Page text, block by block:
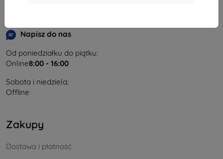
Napisz do nas
Od poniedziałku do piątku:
Online8:00 - 16:00
Sobota i niedziela:
Offline
Zakupy
Dostawa i płatność